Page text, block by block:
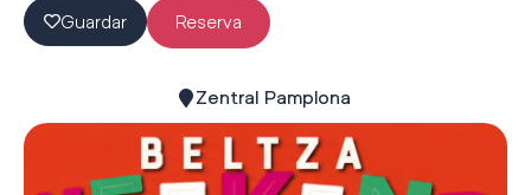
Guardar Reserva
Zentral Pamplona